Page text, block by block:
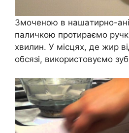
Змоченою в нашaтирно-
паличкою протираємо
хвилин. У місцях, де жир
обсязі, використовуємо